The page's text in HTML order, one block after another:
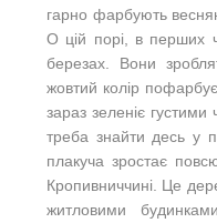
гарно фарбують
О цій порі, в перших
березах. Вони
жовтий колір
зараз зеленіє
треба знайти десь у
плакуча зростає
Кропивниччині. Це
житловими